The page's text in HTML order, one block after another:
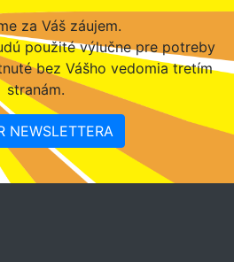
za Váš záujem.
použité výlučne pre potreby
bez Vášho vedomia tretím
stranám.
NEWSLETTERA